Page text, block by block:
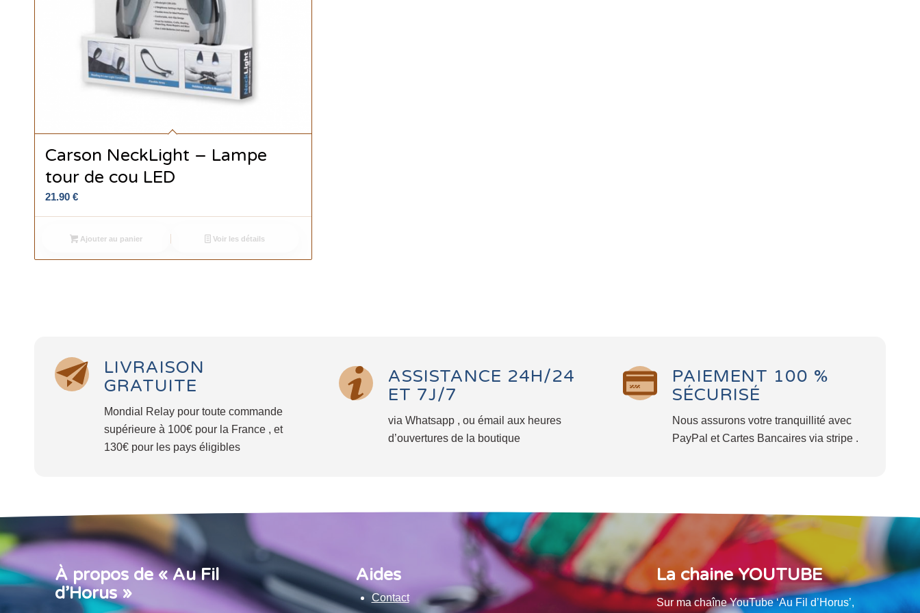
Carson NeckLight – Lampe
tour de cou LED
21.90 €
Ajouter au panier Voir les détails
LIVRAISON
GRATUITE
Mondial Relay pour toute commande
supérieure à 100€ pour la France , et
130€ pour les pays éligibles
ASSISTANCE 24H/24
ET 7J/7
via Whatsapp , ou émail aux heures
d’ouvertures de la boutique
PAIEMENT 100 %
SÉCURISÉ
Nous assurons votre tranquillité avec
PayPal et Cartes Bancaires via stripe .
À propos de « Au Fil
d’Horus »
Aides
Contact
La chaine YOUTUBE
Sur ma chaîne YouTube ‘Au Fil d’Horus’,